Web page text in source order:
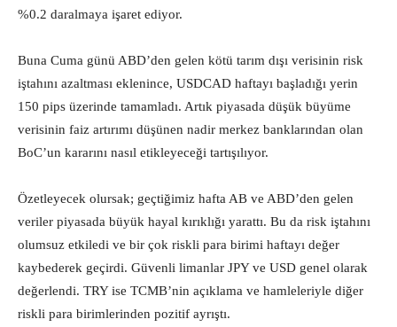
%0.2 daralmaya işaret ediyor.
Buna Cuma günü ABD’den gelen kötü tarım dışı verisinin risk
iştahını azaltması eklenince, USDCAD haftayı başladığı yerin
150 pips üzerinde tamamladı. Artık piyasada düşük büyüme
verisinin faiz artırımı düşünen nadir merkez banklarından olan
BoC’un kararını nasıl etikleyeceği tartışılıyor.
Özetleyecek olursak; geçtiğimiz hafta AB ve ABD’den gelen
veriler piyasada büyük hayal kırıklığı yarattı. Bu da risk iştahını
olumsuz etkiledi ve bir çok riskli para birimi haftayı değer
kaybederek geçirdi. Güvenli limanlar JPY ve USD genel olarak
değerlendi. TRY ise TCMB’nin açıklama ve hamleleriyle diğer
riskli para birimlerinden pozitif ayrıştı.